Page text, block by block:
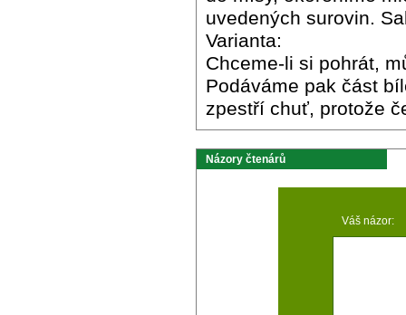
uvedených surovin.
Varianta:
Chceme-li si pohrát,
Podáváme pak část
zpestří chuť, protože
Názory čtenárů
Váš názor: